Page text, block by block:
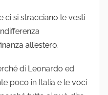
ci si stracciano le vesti
all’estero.
di Leonardo ed
poco in Italia e le voci